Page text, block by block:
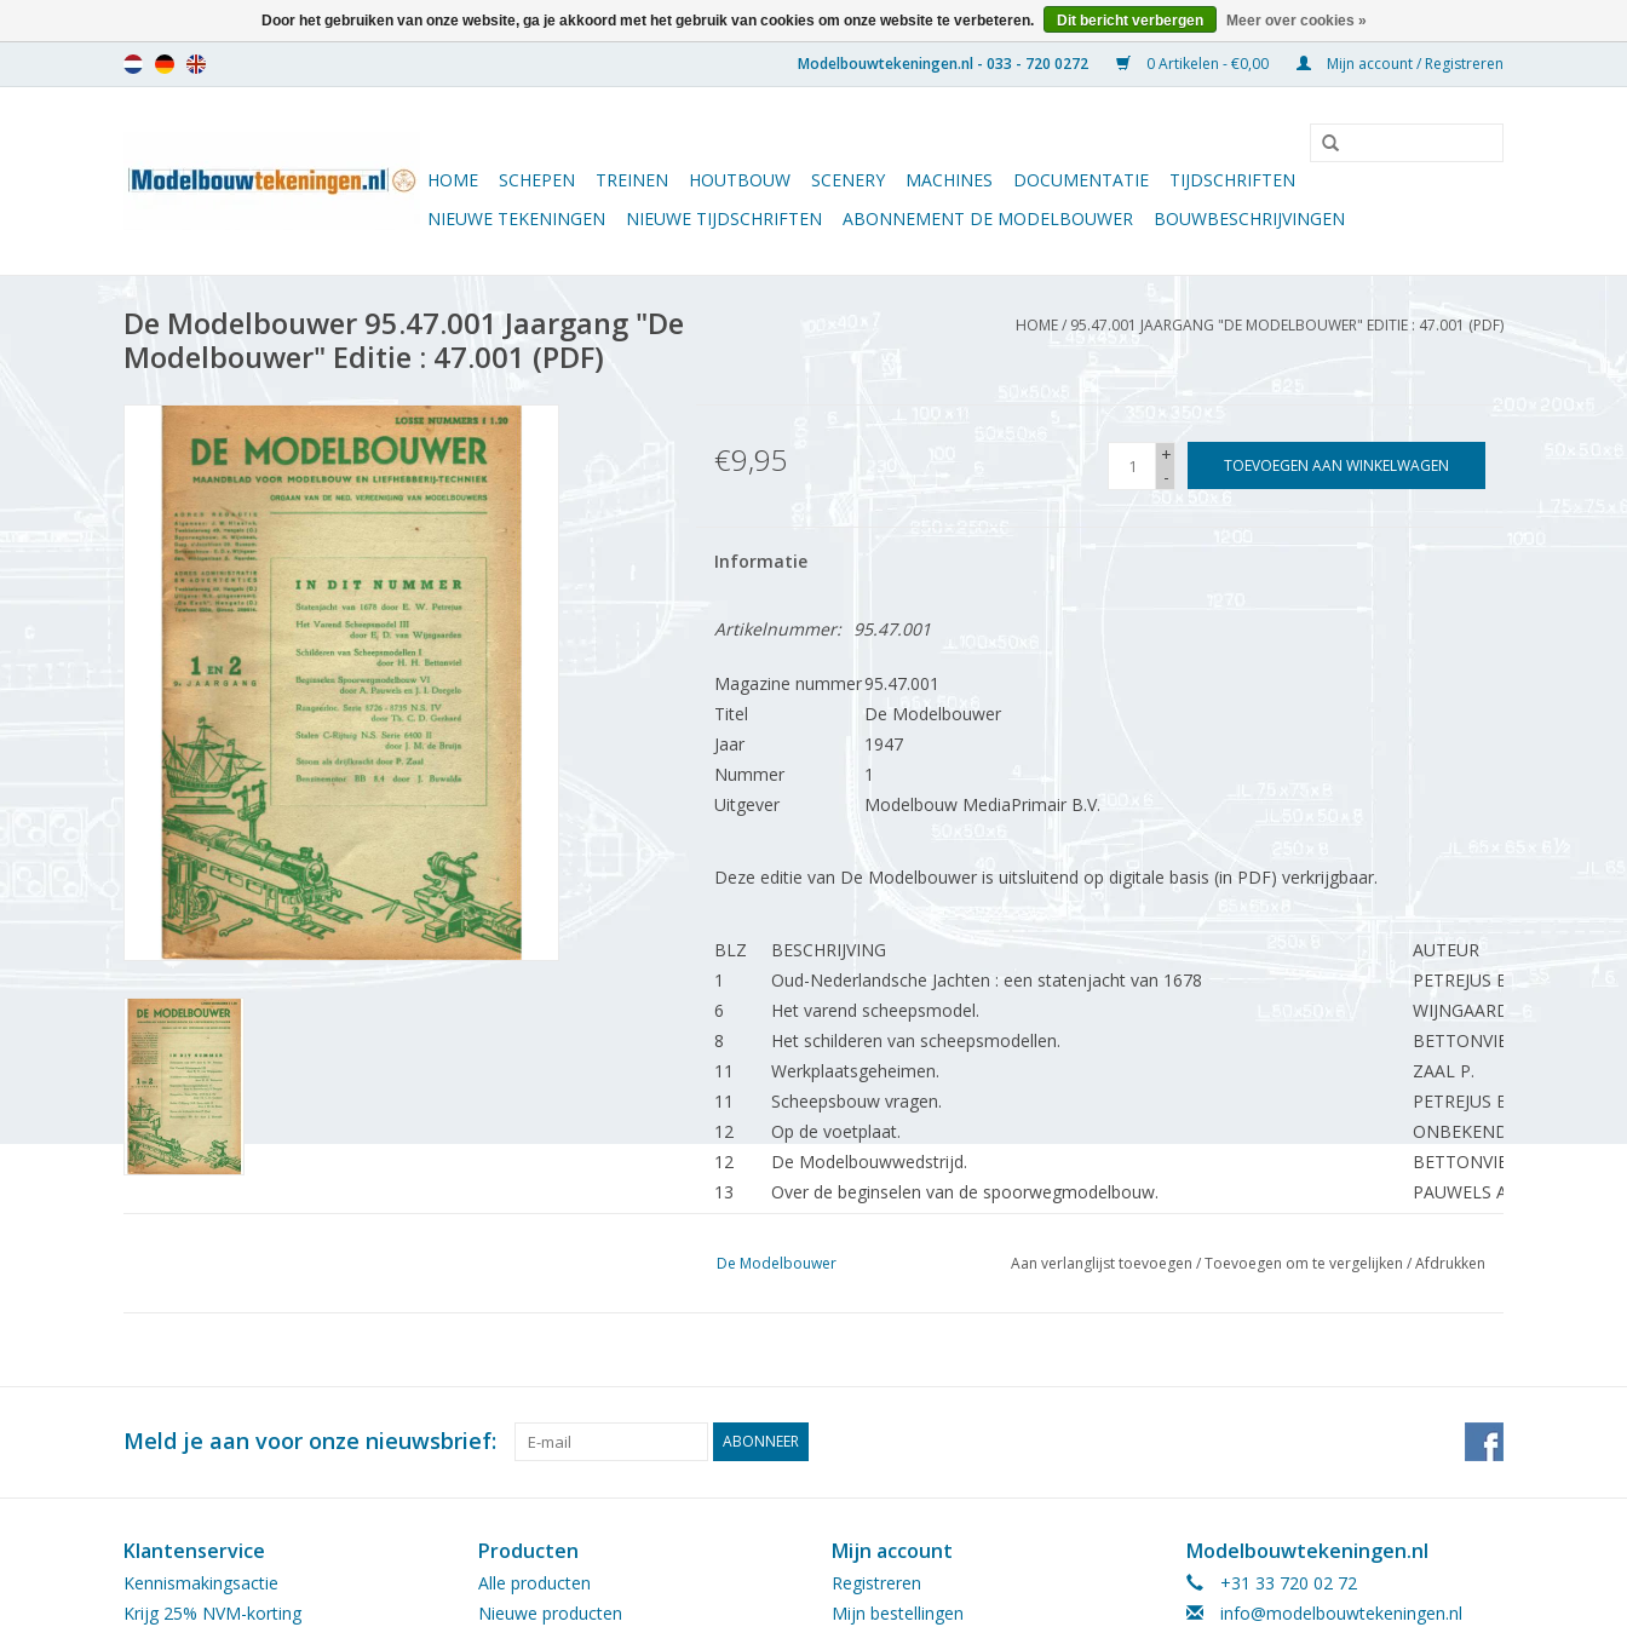
0 Artikelen - €0,00 Mijn account / Registreren
HOME SCHEPEN TREINEN HOUTBOUW SCENERY MACHINES DOCUMENTATIE
TIJDSCHRIFTEN
NIEUWE TEKENINGEN
NIEUWE TIJDSCHRIFTEN ABONNEMENT DE MODELBOUWER BOUWBESCHRIJVINGEN
De Modelbouwer 95.47.001 Jaargang "De
Modelbouwer" Editie : 47.001 (PDF)
HOME/ 95.47.001 JAARGANG "DE MODELBOUWER" EDITIE : 47.001 (PDF)
€9,95
+
-
TOEVOEGEN AAN WINKELWAGEN
Informatie
Artikelnummer: 95.47.001
Magazine nummer95.47.001
Titel
De Modelbouwer
Jaar
1947
Nummer
1
Uitgever
Modelbouw MediaPrimair B.V.
Deze editie van De Modelbouwer is uitsluitend op digitale basis (in PDF) verkrijgbaar.
BLZ BESCHRIJVING
AUTEUR
1
Oud-Nederlandsche Jachten : een statenjacht van 1678
PETREJUS E.
6
Het varend scheepsmodel.
WIJNGAARDEN van E.
8
Het schilderen van scheepsmodellen.
BETTONVIEL J.
11
Werkplaatsgeheimen.
ZAAL P.
11
Scheepsbouw vragen.
PETREJUS E.
12
Op de voetplaat.
ONBEKEND
12
De Modelbouwwedstrijd.
BETTONVIEL J.
13
Over de beginselen van de spoorwegmodelbouw.
PAUWELS A.
16
Rangeerloc serie 8726-8735 N.S.(tekening)
GERHARD T.
32
Clubberichten. REDACTIE.
De Modelbouwer Aan verlanglijst toevoegen /Toevoegen om te vergelijken /Afdrukken
Meld je aan voor onze nieuwsbrief: ABONNEER
Klantenservice
Kennismakingsactie
Krijg 25% NVM-korting
Producten
Alle producten
Nieuwe producten
Mijn account
Registreren
Mijn bestellingen
Modelbouwtekeningen.nl
+31 33 720 02 72
info@modelbouwtekeningen.nl
Door het gebruiken van onze website, ga je akkoord met het gebruik van cookies om onze website te verbeteren. Dit bericht verbergen Meer over cookies »